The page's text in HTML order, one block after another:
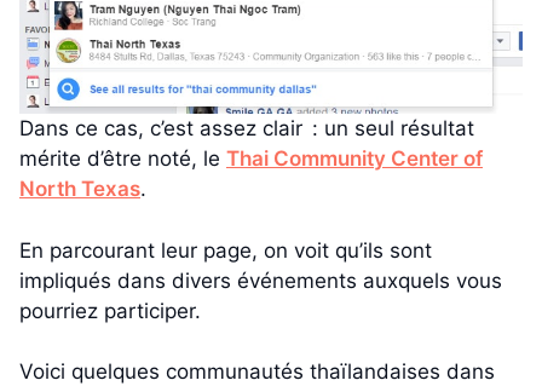
Dans ce cas, c’est assez clair : un seul résultat
mérite d’être noté, le Thai Community Center of
North Texas.
En parcourant leur page, on voit qu’ils sont
impliqués dans divers événements auxquels vous
pourriez participer.
Voici quelques communautés thaïlandaises dans